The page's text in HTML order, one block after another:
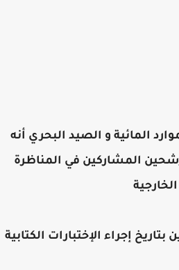
المائية و الصيد البحري أنه
المشاركين في المناظرة
إجراء الإختبارات الكتابية